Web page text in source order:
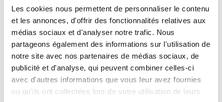
Les cookies nous permettent de personnaliser le contenu
et les annonces, d'offrir des fonctionnalités relatives aux
médias sociaux et d'analyser notre trafic. Nous
partageons également des informations sur l'utilisation de
notre site avec nos partenaires de médias sociaux, de
publicité et d'analyse, qui peuvent combiner celles-ci
avec d'autres informations que vous leur avez fournies
ou qu'ils ont collectées lors de votre utilisation de leurs
Nom*
E-mail*
Site web